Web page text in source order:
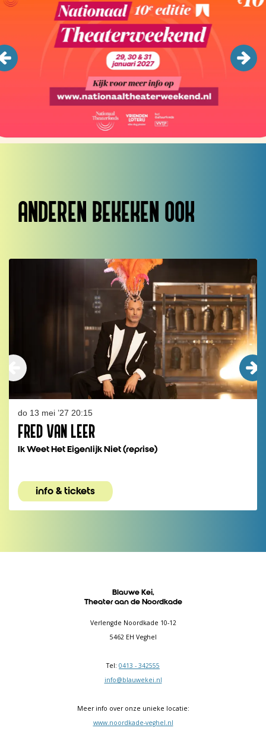
ANDEREN BEKEKEN OOK
FRED VAN LEER
Ik Weet Het Eigenlijk Niet (reprise)
do 13 mei ’27 20:15
info & tickets
Blauwe Kei,
Theater aan de Noordkade
Verlengde Noordkade 10-12
5462 EH Veghel
Tel: 0413 - 342555
info@blauwekei.nl
Meer info over onze unieke locatie:
www.noordkade-veghel.nl